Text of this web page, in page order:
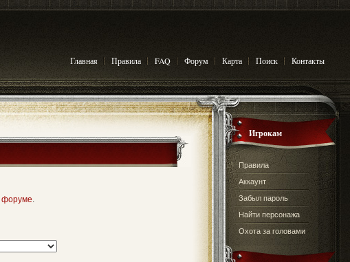
Главная Правила FAQ Форум Карта Поиск Контакты
форуме.
Игрокам
Правила
Аккаунт
Забыл пароль
Найти персонажа
Охота за головами